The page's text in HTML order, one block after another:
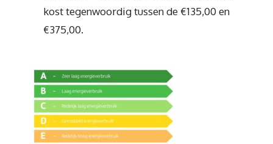
kost tegenwoordig tussen de €135,00 en
€375,00.